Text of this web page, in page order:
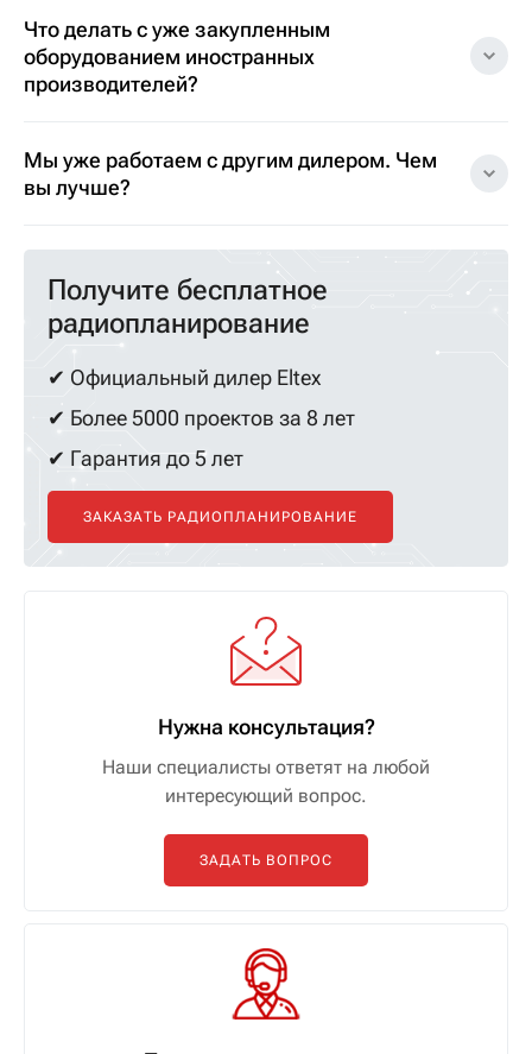
Что делать с уже закупленным
оборудованием иностранных
производителей?
Мы уже работаем с другим дилером. Чем
вы лучше?
Получите бесплатное
радиопланирование
✔ Официальный дилер Eltex
✔ Более 5000 проектов за 8 лет
✔ Гарантия до 5 лет
ЗАКАЗАТЬ РАДИОПЛАНИРОВАНИЕ
Нужна консультация?
Наши специалисты ответят на любой
интересующий вопрос.
ЗАДАТЬ ВОПРОС